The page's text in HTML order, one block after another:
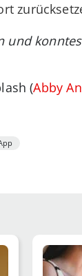
und
(Abby